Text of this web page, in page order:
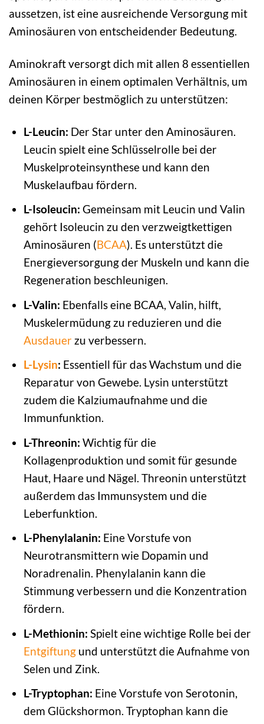
aussetzen, ist eine ausreichende Versorgung mit
Aminosäuren von entscheidender Bedeutung.
Aminokraft versorgt dich mit allen 8 essentiellen
Aminosäuren in einem optimalen Verhältnis, um
deinen Körper bestmöglich zu unterstützen:
L-Leucin: Der Star unter den Aminosäuren.
Leucin spielt eine Schlüsselrolle bei der
Muskelproteinsynthese und kann den
Muskelaufbau fördern.
L-Isoleucin: Gemeinsam mit Leucin und Valin
gehört Isoleucin zu den verzweigtkettigen
Aminosäuren (BCAA). Es unterstützt die
Energieversorgung der Muskeln und kann die
Regeneration beschleunigen.
L-Valin: Ebenfalls eine BCAA, Valin, hilft,
Muskelermüdung zu reduzieren und die
Ausdauerzu verbessern.
L-Lysin: Essentiell für das Wachstum und die
Reparatur von Gewebe. Lysin unterstützt
zudem die Kalziumaufnahme und die
Immunfunktion.
L-Threonin: Wichtig für die
Kollagenproduktion und somit für gesunde
Haut, Haare und Nägel. Threonin unterstützt
außerdem das Immunsystem und die
Leberfunktion.
L-Phenylalanin: Eine Vorstufe von
Neurotransmittern wie Dopamin und
Noradrenalin. Phenylalanin kann die
Stimmung verbessern und die Konzentration
fördern.
L-Methionin: Spielt eine wichtige Rolle bei der
Entgiftungund unterstützt die Aufnahme von
Selen und Zink.
L-Tryptophan: Eine Vorstufe von Serotonin,
dem Glückshormon. Tryptophan kann die